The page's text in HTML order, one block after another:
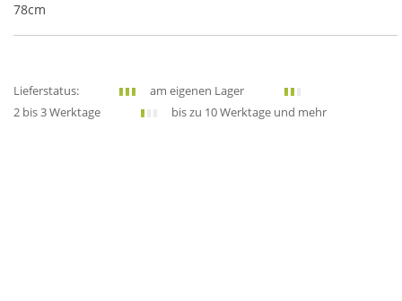
78cm
Lieferstatus:
am eigenen Lager
2 bis 3 Werktage
bis zu 10 Werktage und mehr